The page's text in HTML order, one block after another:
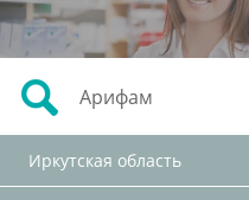
Иркутская область